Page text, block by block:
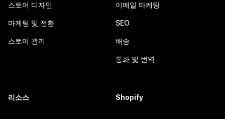
스토어 디자인
마케팅 및 전환
스토어 관리
이메일 마케팅
SEO
배송
통화 및 번역
리소스 Shopify